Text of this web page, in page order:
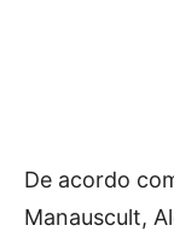
De acordo
Manauscult,